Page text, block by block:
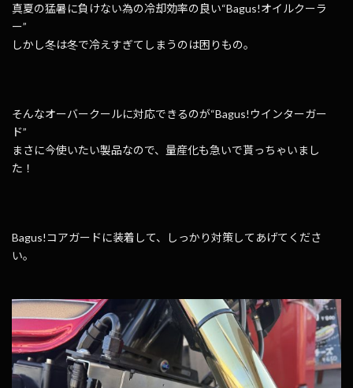
真夏の猛暑に負けない為の冷却効率の良い“Bagus!オイルクーラ
ー”
しかし冬は冬で冷えすぎてしまうのは困りもの。
そんなオーバークールに対応できるのが“Bagus!ウインターガー
ド”
まさに今使いたい製品なので、量産化も急いで貰っちゃいまし
た！
Bagus!コアガードに装着して、しっかり対策してあげてくださ
い。